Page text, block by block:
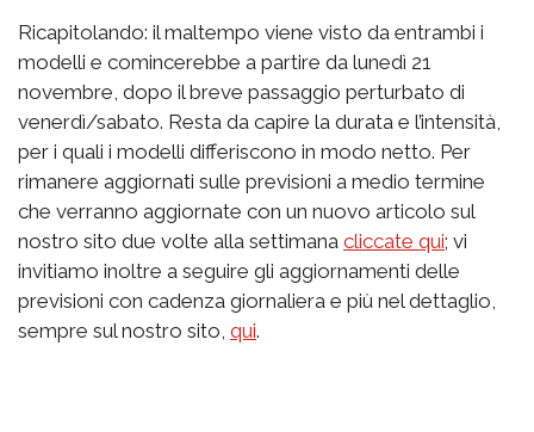
Ricapitolando: il maltempo viene visto da entrambi i
modelli e comincerebbe a partire da lunedì 21
novembre, dopo il breve passaggio perturbato di
venerdì/sabato. Resta da capire la durata e l’intensità,
per i quali i modelli differiscono in modo netto. Per
rimanere aggiornati sulle previsioni a medio termine
che verranno aggiornate con un nuovo articolo sul
nostro sito due volte alla settimana cliccate qui; vi
invitiamo inoltre a seguire gli aggiornamenti delle
previsioni con cadenza giornaliera e più nel dettaglio,
sempre sul nostro sito, qui.